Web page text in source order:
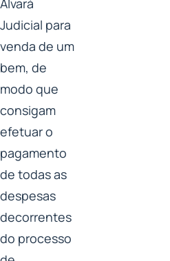
Alvará
Judicial para
venda de um
bem, de
modo que
consigam
efetuar o
pagamento
de todas as
despesas
decorrentes
do processo